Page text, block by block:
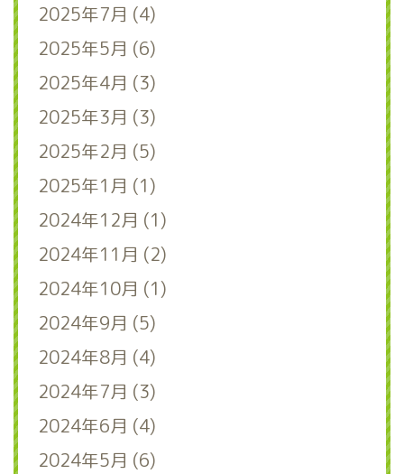
2025年7月 (4)
2025年5月 (6)
2025年4月 (3)
2025年3月 (3)
2025年2月 (5)
2025年1月 (1)
2024年12月 (1)
2024年11月 (2)
2024年10月 (1)
2024年9月 (5)
2024年8月 (4)
2024年7月 (3)
2024年6月 (4)
2024年5月 (6)